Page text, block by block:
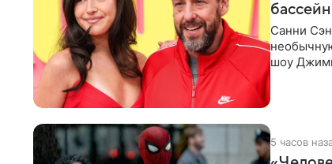
Санни
шоу
5 часов